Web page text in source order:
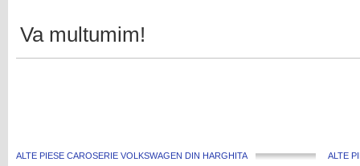
Va multumim!
ALTE PIESE CAROSERIE VOLKSWAGEN DIN HARGHITA ALTE